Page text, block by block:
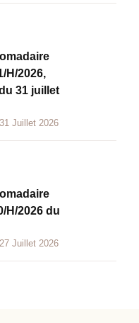
H/2026,
31 juillet
Juillet 2026
H/2026 du
Juillet 2026